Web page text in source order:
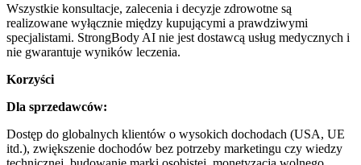
Wszystkie konsultacje, zalecenia i decyzje zdrowotne są
realizowane wyłącznie między kupującymi a prawdziwymi
specjalistami. StrongBody AI nie jest dostawcą usług medycznych i
nie gwarantuje wyników leczenia.
Korzyści
Dla sprzedawców:
Dostęp do globalnych klientów o wysokich dochodach (USA, UE
itd.), zwiększenie dochodów bez potrzeby marketingu czy wiedzy